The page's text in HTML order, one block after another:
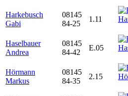
Harkebusch
Gabi
08145
84-25
1.11
Haselbauer
Andrea
08145
84-42
E.05
Hörmann
Markus
08145
84-35
2.15